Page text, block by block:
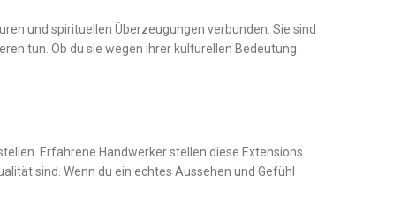
und spirituellen Überzeugungen verbunden. Sie sind
tun. Ob du sie wegen ihrer kulturellen Bedeutung
Erfahrene Handwerker stellen diese Extensions
sind. Wenn du ein echtes Aussehen und Gefühl